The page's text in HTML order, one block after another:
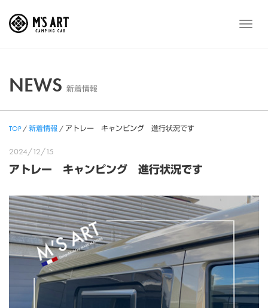
メ
NEWS 新着情報
TOP/新着情報 / アトレー キャンピング 進行状況です
2024/12/15
アトレー キャンピング 進行状況です